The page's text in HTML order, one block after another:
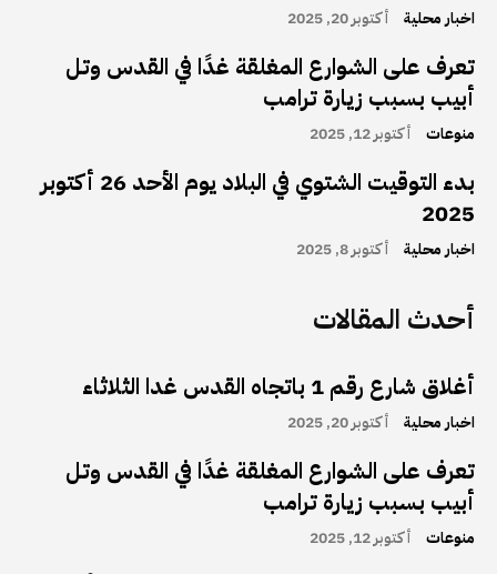
اخبار محلية أكتوبر 20, 2025
تعرف على الشوارع المغلقة غدًا في القدس وتل
أبيب بسبب زيارة ترامب
منوعات أكتوبر 12, 2025
بدء التوقيت الشتوي في البلاد يوم الأحد 26 أكتوبر
2025
اخبار محلية أكتوبر 8, 2025
أحدث المقالات
أغلاق شارع رقم 1 باتجاه القدس غدا الثلاثاء
اخبار محلية أكتوبر 20, 2025
تعرف على الشوارع المغلقة غدًا في القدس وتل
أبيب بسبب زيارة ترامب
منوعات أكتوبر 12, 2025